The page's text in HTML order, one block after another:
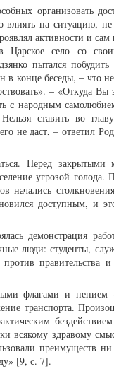
организовать
на ситуацию, не
активности и сам
Царское село со
пытался побудить
в конце беседы, – что
– «Откуда Вы
с народным
ставить во
не даст, – ответил
Перед закрытыми
угрозой голода.
начались
доступным, и
демонстрация
люди: студенты,
правительства
флагами и пением
транспорта.
всякому здравому
преимуществ
[9, с. 7].